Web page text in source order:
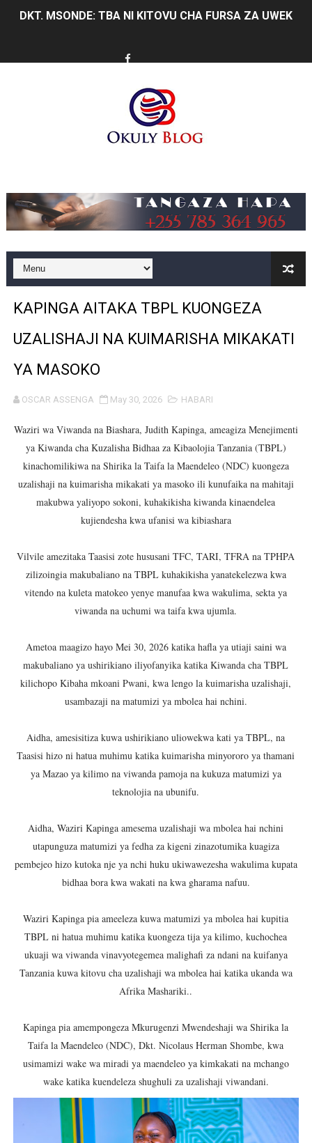
DKT. MSONDE: TBA NI KITOVU CHA FURSA ZA
MHE. MAHUNDI ASHIRIKI MAPOKEZI YA MWAKILISHI
KAULIMBIU YA PSSSF YA ‘TUNALIPA JANA’
TIRDO YAJA NA TEKNOLOJIA YA KUPUNGUZA
Taasisi 54 za Umma kuwasilisha taarifa za utendaji wa
WAKULIMA, WAFUGAJI, WAVUVI WAPONGEZWA KWA
TARURA YAONGEZA KASI UJENZI WA BARABARA ZA
CDICD YAONGEZA THAMANI YA BLACK GRANITE
BARRICK NORTH MARA YAZIDI KUBORESHA MAISHA
Msajili wa Hazina akutana na kufanya mazungumzo na
MKANDARASI AKAMILISHA AWAMU YA KWANZA YA
SERIKALI KUSHIRIKIANA NA SEKTA BINAFSI KUDHIBITI
VIJANA TUJITOKEZE KUITETEA SERIKALI DHIDI YA
WAZIRI DKT. GWAJIMA AMKABIDHI BAJAJI MPYA PIUS
NISHATI MBADALA 'RAFIKI BRIQUETTES' YAFUNGUA
TBA YAFUNGUA FURSA MPYA ZA UWEKEZAJI KATIKA
HABARI ZILIZOPEWA UZITO WA JUU KATIKA
TBS YAWAHIMIZA WAJASIRIAMALI KUOMBA ALAMA
NAIBU KATIBU MKUU UJENZI ARIDHISHWA NA
KAPINGA AITAKA TBPL KUONGEZA
UZALISHAJI NA KUIMARISHA MIKAKATI
YA MASOKO
OSCAR ASSENGA May 30, 2026 HABARI
Waziri wa Viwanda na Biashara, Judith Kapinga, ameagiza Menejimenti
ya Kiwanda cha Kuzalisha Bidhaa za Kibaolojia Tanzania (TBPL)
kinachomilikiwa na Shirika la Taifa la Maendeleo (NDC) kuongeza
uzalishaji na kuimarisha mikakati ya masoko ili kunufaika na mahitaji
makubwa yaliyopo sokoni, kuhakikisha kiwanda kinaendelea
kujiendesha kwa ufanisi wa kibiashara
Vilvile amezitaka Taasisi zote hususani TFC, TARI, TFRA na TPHPA
zilizoingia makubaliano na TBPL kuhakikisha yanatekelezwa kwa
vitendo na kuleta matokeo yenye manufaa kwa wakulima, sekta ya
viwanda na uchumi wa taifa kwa ujumla.
Ametoa maagizo hayo Mei 30, 2026 katika hafla ya utiaji saini wa
makubaliano ya ushirikiano iliyofanyika katika Kiwanda cha TBPL
kilichopo Kibaha mkoani Pwani, kwa lengo la kuimarisha uzalishaji,
usambazaji na matumizi ya mbolea hai nchini.
Aidha, amesisitiza kuwa ushirikiano uliowekwa kati ya TBPL, na
Taasisi hizo ni hatua muhimu katika kuimarisha minyororo ya thamani
ya Mazao ya kilimo na viwanda pamoja na kukuza matumizi ya
teknolojia na ubunifu.
Aidha, Waziri Kapinga amesema uzalishaji wa mbolea hai nchini
utapunguza matumizi ya fedha za kigeni zinazotumika kuagiza
pembejeo hizo kutoka nje ya nchi huku ukiwawezesha wakulima kupata
bidhaa bora kwa wakati na kwa gharama nafuu.
Waziri Kapinga pia ameeleza kuwa matumizi ya mbolea hai kupitia
TBPL ni hatua muhimu katika kuongeza tija ya kilimo, kuchochea
ukuaji wa viwanda vinavyotegemea malighafi za ndani na kuifanya
Tanzania kuwa kitovu cha uzalishaji wa mbolea hai katika ukanda wa
Afrika Mashariki..
Kapinga pia amempongeza Mkurugenzi Mwendeshaji wa Shirika la
Taifa la Maendeleo (NDC), Dkt. Nicolaus Herman Shombe, kwa
usimamizi wake wa miradi ya maendeleo ya kimkakati na mchango
wake katika kuendeleza shughuli za uzalishaji viwandani.